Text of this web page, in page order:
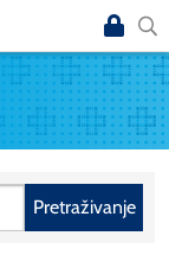
Pretraživanje